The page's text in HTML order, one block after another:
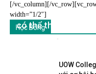
[/vc_column][/
width=”1/2″]
Học Bổng
DOULINGO
có thể thay thế
-
UOW